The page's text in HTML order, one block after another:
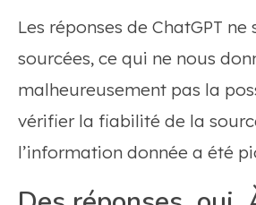
Les réponses de ChatGPT ne
sourcées, ce qui ne nous
malheureusement pas la
vérifier la fiabilité de la
l’information donnée a été